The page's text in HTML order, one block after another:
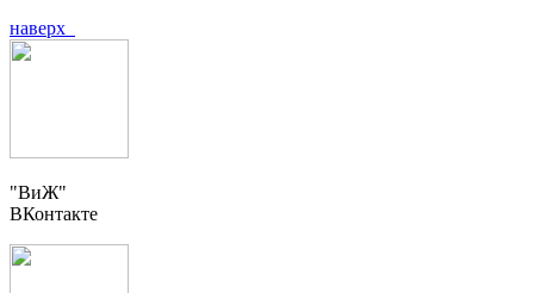
наверх
"ВиЖ"
ВКонтакте